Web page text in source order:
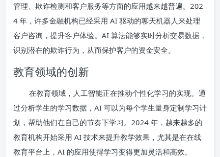
管理、欺诈检测和客户服务等方面的应用越来越普遍。202
4 年，许多金融机构已经采用 AI 驱动的聊天机器人来处理
客户咨询，提升客户体验。AI 算法能够实时分析交易数据，
识别潜在的欺诈行为，从而保护客户的资金安全。
教育领域的创新
在教育领域，人工智能正在推动个性化学习的实现。通
过分析学生的学习数据，AI 可以为每个学生量身定制学习计
划，帮助他们在自己的节奏下学习。2024 年，越来越多的
教育机构开始采用 AI 技术来提升教学效果，尤其是在在线
教育平台上，AI 的应用使得学习变得更加灵活和高效。